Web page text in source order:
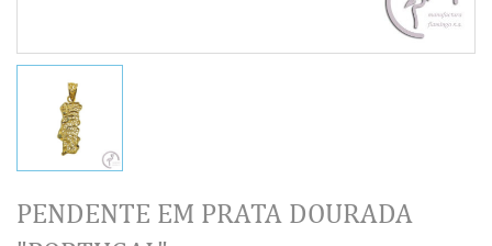
PENDENTE EM PRATA DOURADA